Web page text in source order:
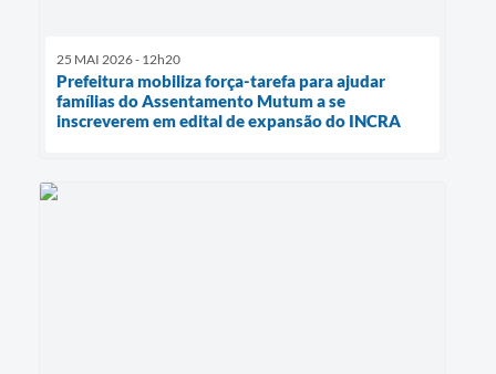
25 MAI 2026 - 12h20
Prefeitura mobiliza força-tarefa para ajudar
famílias do Assentamento Mutum a se
inscreverem em edital de expansão do INCRA